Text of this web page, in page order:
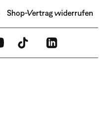
Shop-Vertrag widerrufen